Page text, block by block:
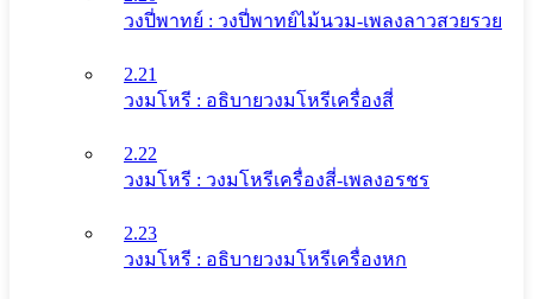
วงปี่พาทย์ : วงปี่พาทย์ไม้นวม-เพลงลาวสวยรวย
2.21
วงมโหรี : อธิบายวงมโหรีเครื่องสี่
2.22
วงมโหรี : วงมโหรีเครื่องสี่-เพลงอรชร
2.23
วงมโหรี : อธิบายวงมโหรีเครื่องหก